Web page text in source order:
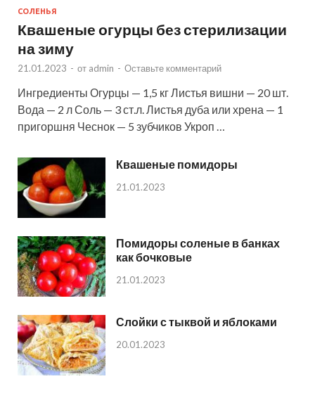
СОЛЕНЬЯ
Квашеные огурцы без стерилизации
на зиму
21.01.2023 - от admin - Оставьте комментарий
Ингредиенты Огурцы — 1,5 кг Листья вишни — 20 шт.
Вода — 2 л Соль — 3 ст.л. Листья дуба или хрена — 1
пригоршня Чеснок — 5 зубчиков Укроп …
Квашеные помидоры
21.01.2023
Помидоры соленые в банках
как бочковые
21.01.2023
Слойки с тыквой и яблоками
20.01.2023